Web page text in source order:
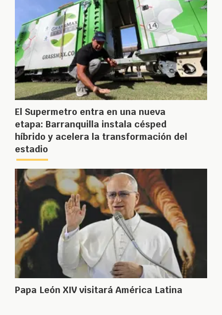
El Supermetro entra en una nueva
etapa: Barranquilla instala césped
híbrido y acelera la transformación del
estadio
Papa León XIV visitará América Latina